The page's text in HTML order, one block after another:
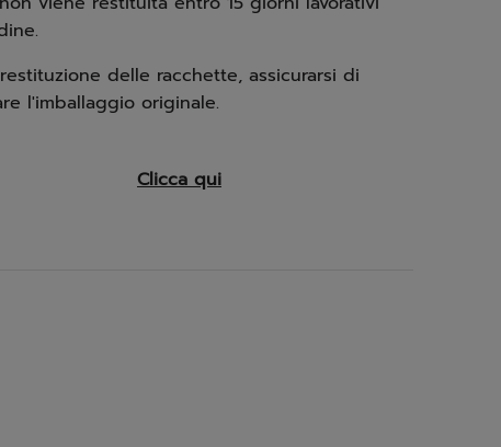
delle racchette, assicurarsi di
l'imballaggio originale.
Clicca qui